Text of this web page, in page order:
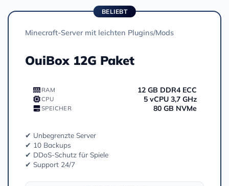
BELIEBT
Minecraft-Server mit leichten Plugins/Mods
OuiBox 12G Paket
RAM 12 GB DDR4 ECC
CPU 5 vCPU 3,7 GHz
SPEICHER 80 GB NVMe
✔ Unbegrenzte Server
✔ 10 Backups
✔ DDoS-Schutz für Spiele
✔ Support 24/7